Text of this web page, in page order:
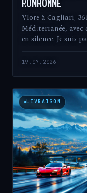
Vlore à Cagliari,
Méditerranée, avec
en silence. Je suis
19.07.2026
LIVRAISON